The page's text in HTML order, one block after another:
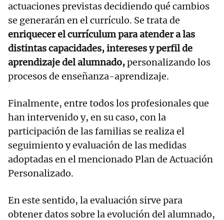
actuaciones previstas decidiendo qué cambios
se generarán en el currículo. Se trata de
enriquecer el currículum para atender a las
distintas capacidades, intereses y perfil de
aprendizaje del alumnado,personalizando los
procesos de enseñanza-aprendizaje.
Finalmente, entre todos los profesionales que
han intervenido y, en su caso, con la
participación de las familias se realiza el
seguimiento y evaluación de las medidas
adoptadas en el mencionado Plan de Actuación
Personalizado.
En este sentido, la evaluación sirve para
obtener datos sobre la evolución del alumnado,